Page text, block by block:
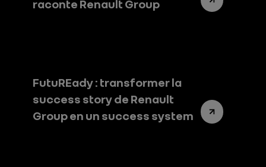
raconte Renault Group
FutuREady : transformer la
success story de Renault
Group en un success system